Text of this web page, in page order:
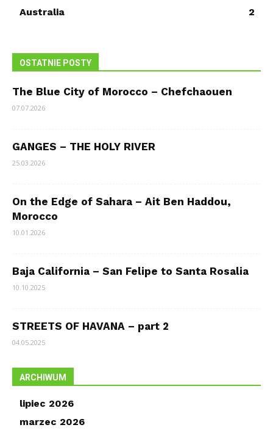
Australia
2
OSTATNIE POSTY
The Blue City of Morocco – Chefchaouen
07.07.2026
GANGES – THE HOLY RIVER
25.03.2026
On the Edge of Sahara – Ait Ben Haddou,
Morocco
10.01.2026
Baja California – San Felipe to Santa Rosalia
10.10.2025
STREETS OF HAVANA – part 2
04.05.2025
ARCHIWUM
lipiec 2026
marzec 2026